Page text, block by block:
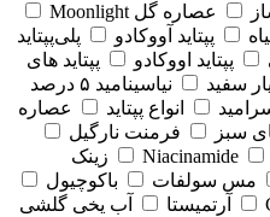
عصاره گل Moonlight
پپتاید آووکادو
پلی‌پپتاید
پپتاید اووکادو
پپتاید های
سفید
نیاسینامید ۵ درصد
انواع پپتاید
عصاره
سبز
فرمنت نارگیل
Niacinamide
زینک
مس سولفات
باکوچیول
آرتمیستا
آب یخی گلشی